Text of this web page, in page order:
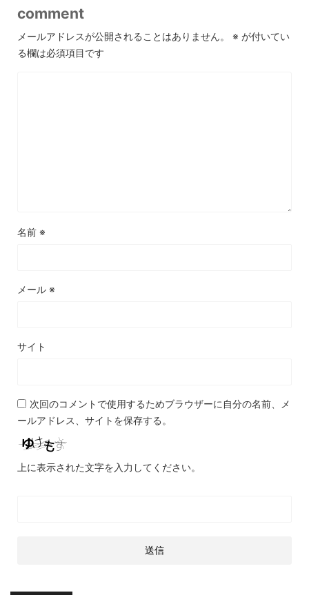
comment
メールアドレスが公開されることはありません。 ※ が付いてい
る欄は必須項目です
名前 ※
メール ※
サイト
次回のコメントで使用するためブラウザーに自分の名前、メ
ールアドレス、サイトを保存する。
上に表示された文字を入力してください。